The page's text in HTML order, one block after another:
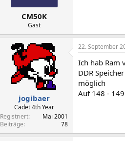
CM50K
Gast
jogibaer
Cadet 4th Year
Registriert
Mai 2001
Beiträge
78
22. September
Ich hab Ram
DDR
möglich
Auf 148 -